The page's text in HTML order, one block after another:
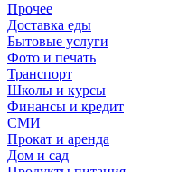
Прочее
Доставка еды
Бытовые услуги
Фото и печать
Транспорт
Школы и курсы
Финансы и кредит
СМИ
Прокат и аренда
Дом и сад